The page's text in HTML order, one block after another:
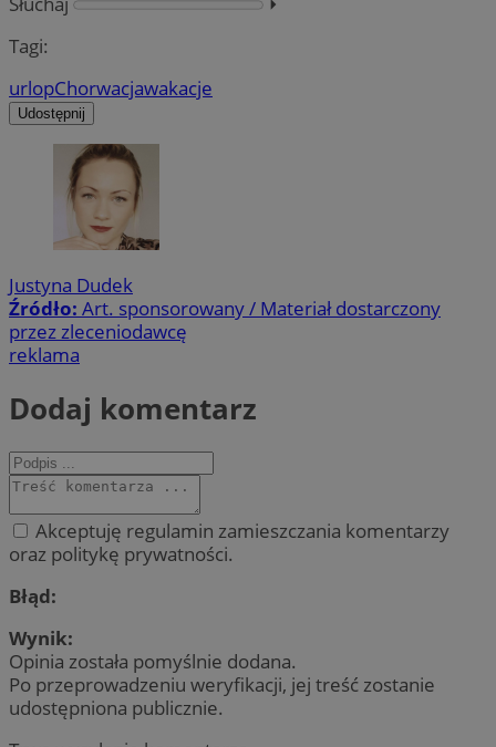
Tagi:
urlopChorwacjawakacje
Udostępnij
Justyna Dudek
Źródło: Art. sponsorowany / Materiał dostarczony
przez zleceniodawcę
reklama
Dodaj komentarz
Akceptuję regulamin zamieszczania komentarzy
oraz politykę prywatności.
Błąd:
Wynik:
Opinia została pomyślnie dodana.
Po przeprowadzeniu weryfikacji, jej treść zostanie
udostępniona publicznie.